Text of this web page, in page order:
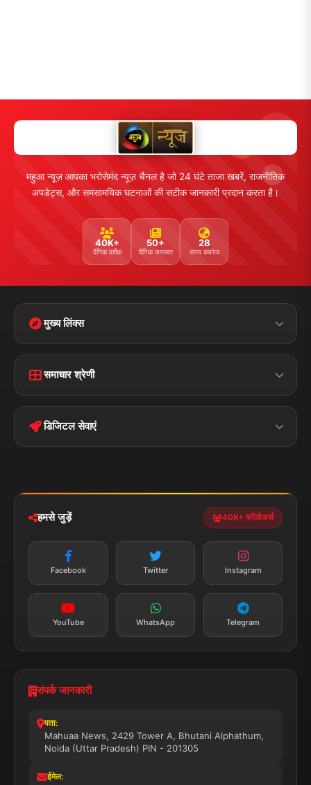
महुआ न्यूज़ आपका भरोसेमंद न्यूज़ चैनल है जो 24 घंटे ताजा खबरें, राजनीतिक
अपडेट्स, और समसामयिक घटनाओं की सटीक जानकारी प्रदान करता है।
40K+
दैनिक दर्शक
50+
दैनिक समाचार
28
राज्य कवरेज
मुख्य लिंक्स
Disclaimer
Terms &
Privacy Policy
समाचार श्रेणी
पॉलिटिकल झारखण्ड
डिजिटल सेवाएं
न्यूज़ अलर्ट
सब्सक्राइब करें
हमसे जुड़ें 40K+ फॉलोअर्स
Facebook Twitter Instagram
YouTube WhatsApp Telegram
संपर्क जानकारी
पता:
Mahuaa News, 2429 Tower A, Bhutani Alphathum,
Noida (Uttar Pradesh) PIN - 201305
ईमेल: